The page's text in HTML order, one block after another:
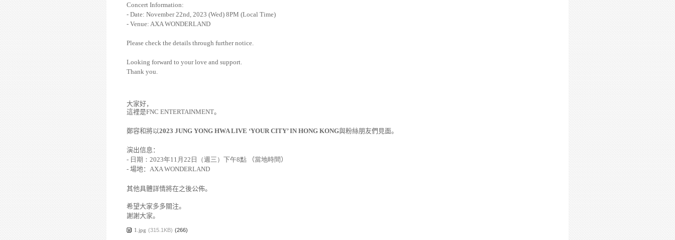
Concert Information:
- Date: November 22nd, 2023 (Wed) 8PM (Local Time)
- Venue: AXA WONDERLAND
Please check the details through further notice.
Looking forward to your love and support.
Thank you.
大家好，
這裡是FNC ENTERTAINMENT。
鄭容和將以2023 JUNG YONG HWA LIVE ‘YOUR CITY’ IN HONG KONG與粉絲朋友們見面。
演出信息：
- 日期： 2023年11 月 22 日（週三）下午8點 （當地時間）
- 場地： AXA WONDERLAND
其他具體詳情將在之後公佈。
希望大家多多關注。
謝謝大家。
1.jpg (315.1KB) (266)